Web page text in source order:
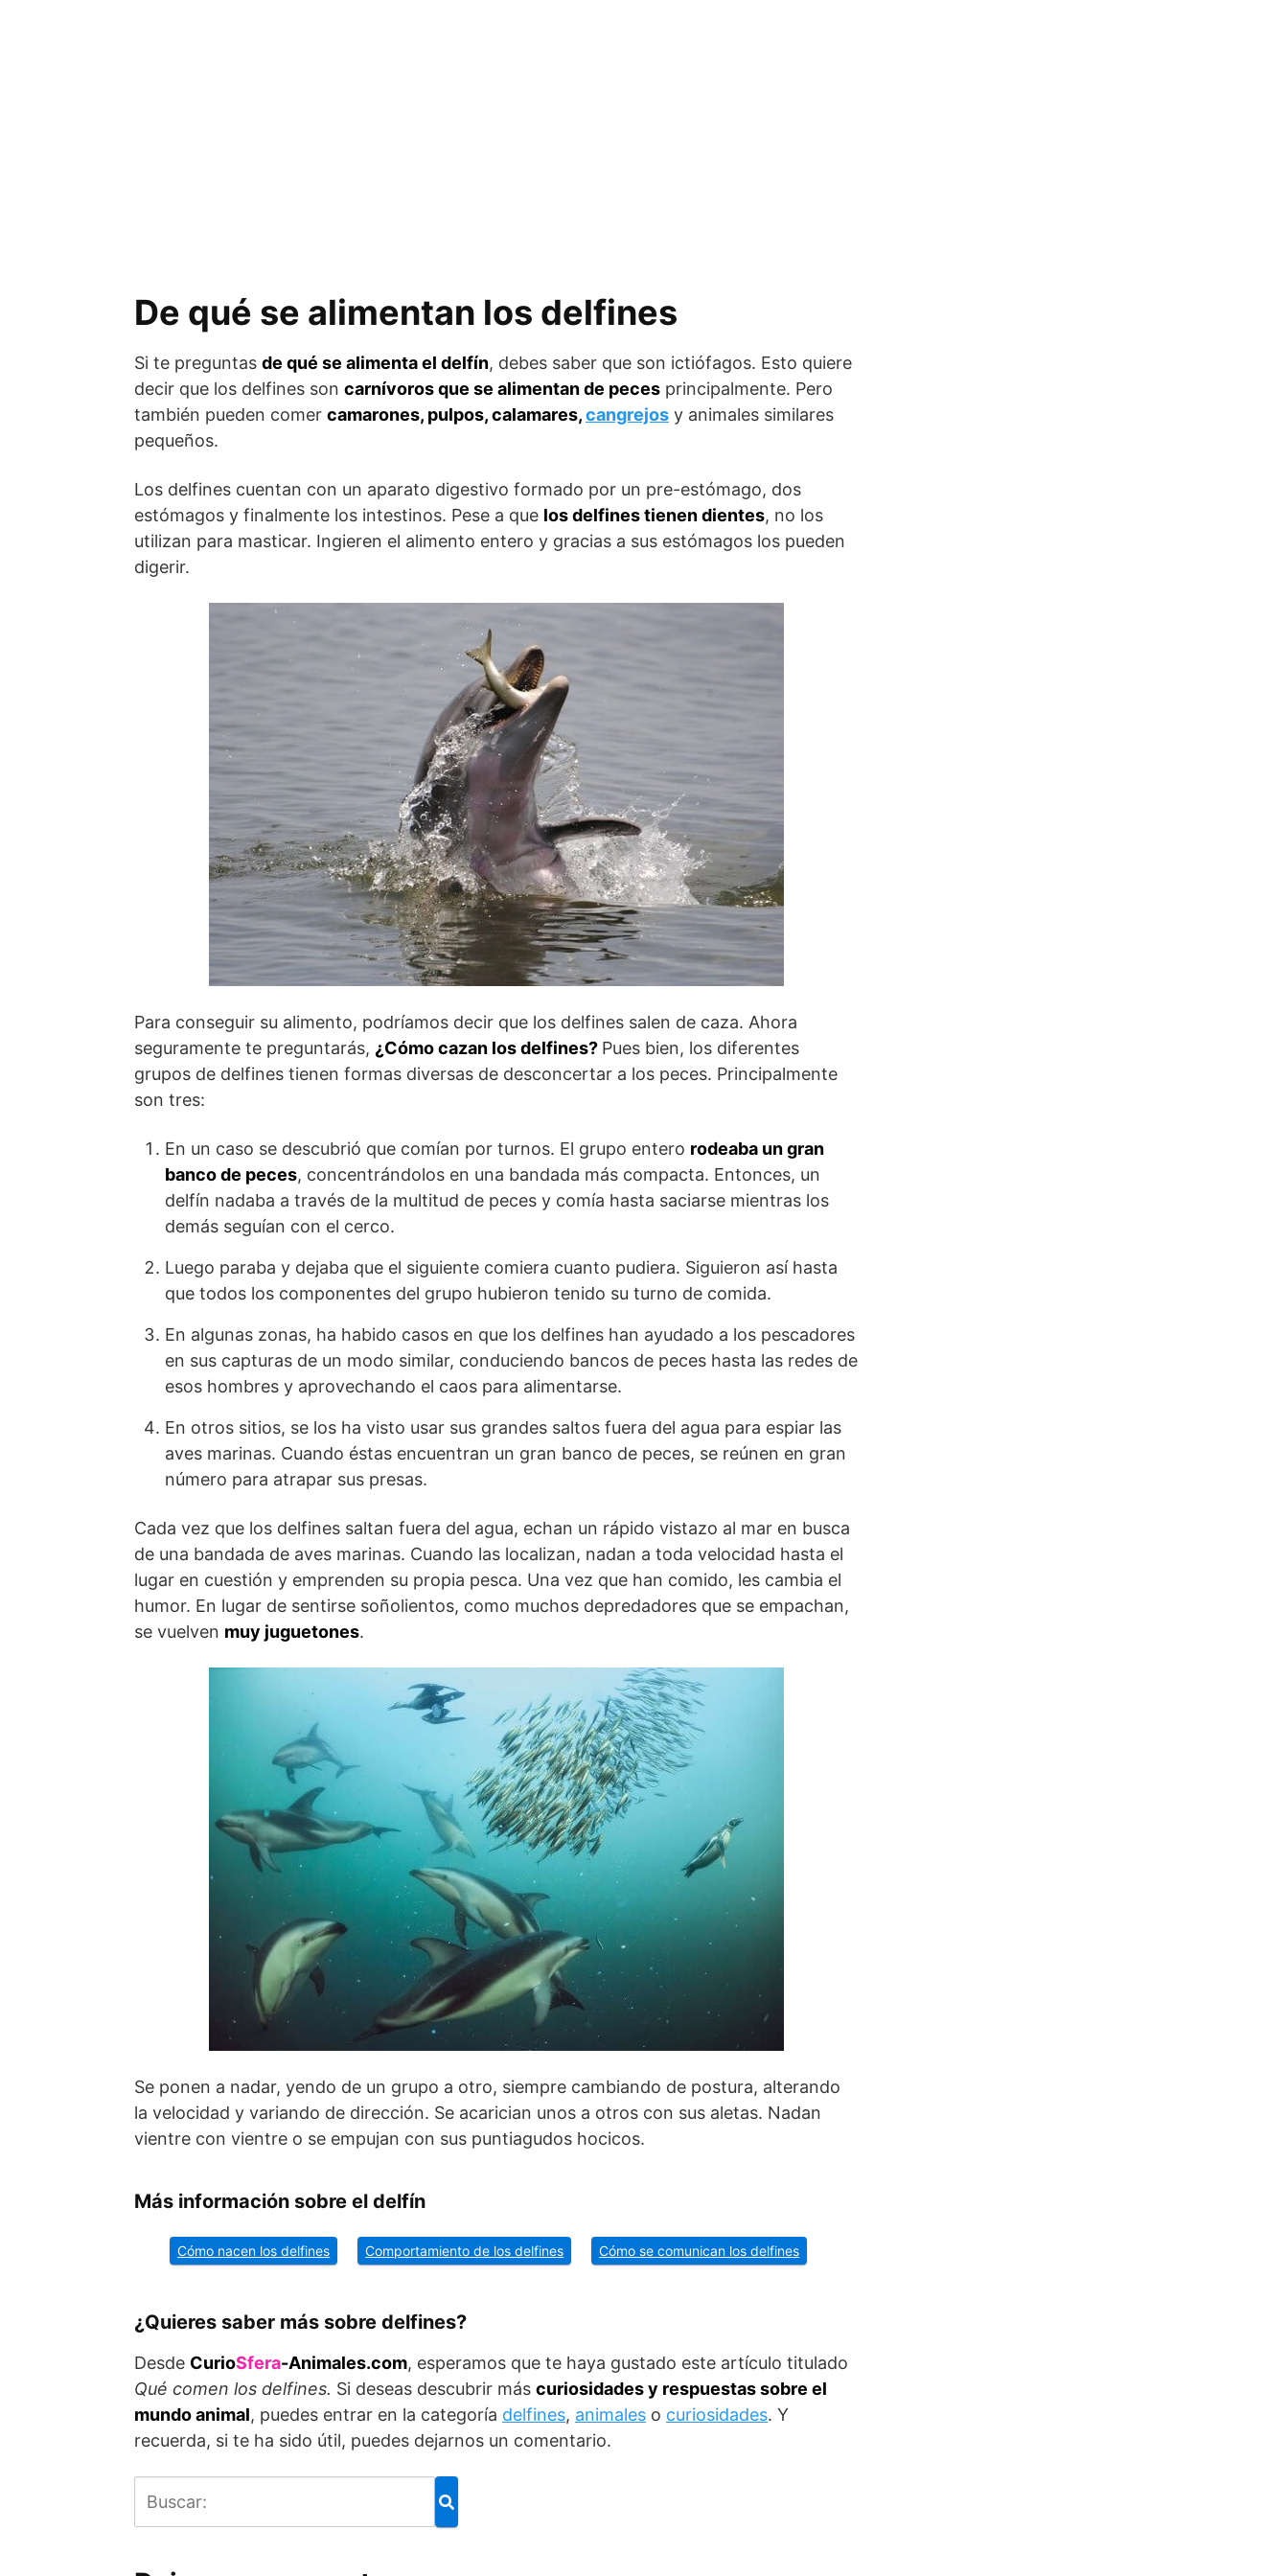
De qué se alimentan los delfines
Si te preguntas de qué se alimenta el delfín, debes saber que son ictiófagos. Esto quiere
decir que los delfines son carnívoros que se alimentan de peces principalmente. Pero
también pueden comer camarones, pulpos, calamares,cangrejos y animales similares
pequeños.
Los delfines cuentan con un aparato digestivo formado por un pre-estómago, dos
estómagos y finalmente los intestinos. Pese a que los delfines tienen dientes, no los
utilizan para masticar. Ingieren el alimento entero y gracias a sus estómagos los pueden
digerir.
Para conseguir su alimento, podríamos decir que los delfines salen de caza. Ahora
seguramente te preguntarás, ¿Cómo cazan los delfines? Pues bien, los diferentes
grupos de delfines tienen formas diversas de desconcertar a los peces. Principalmente
son tres:
En un caso se descubrió que comían por turnos. El grupo entero rodeaba un gran
banco de peces, concentrándolos en una bandada más compacta. Entonces, un
delfín nadaba a través de la multitud de peces y comía hasta saciarse mientras los
demás seguían con el cerco.
Luego paraba y dejaba que el siguiente comiera cuanto pudiera. Siguieron así hasta
que todos los componentes del grupo hubieron tenido su turno de comida.
En algunas zonas, ha habido casos en que los delfines han ayudado a los pescadores
en sus capturas de un modo similar, conduciendo bancos de peces hasta las redes de
esos hombres y aprovechando el caos para alimentarse.
En otros sitios, se los ha visto usar sus grandes saltos fuera del agua para espiar las
aves marinas. Cuando éstas encuentran un gran banco de peces, se reúnen en gran
número para atrapar sus presas.
Cada vez que los delfines saltan fuera del agua, echan un rápido vistazo al mar en busca
de una bandada de aves marinas. Cuando las localizan, nadan a toda velocidad hasta el
lugar en cuestión y emprenden su propia pesca. Una vez que han comido, les cambia el
humor. En lugar de sentirse soñolientos, como muchos depredadores que se empachan,
se vuelven muy juguetones.
Se ponen a nadar, yendo de un grupo a otro, siempre cambiando de postura, alterando
la velocidad y variando de dirección. Se acarician unos a otros con sus aletas. Nadan
vientre con vientre o se empujan con sus puntiagudos hocicos.
Más información sobre el delfín
Cómo nacen los delfines Comportamiento de los delfines Cómo se comunican los delfines
¿Quieres saber más sobre delfines?
Desde CurioSfera-Animales.com, esperamos que te haya gustado este artículo titulado
Qué comen los delfines. Si deseas descubrir más curiosidades y respuestas sobre el
mundo animal, puedes entrar en la categoría delfines, animales o curiosidades. Y
recuerda, si te ha sido útil, puedes dejarnos un comentario.